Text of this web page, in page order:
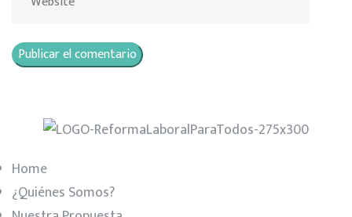
Home
¿Quiénes Somos?